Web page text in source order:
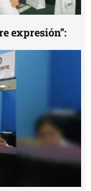
expresión”: